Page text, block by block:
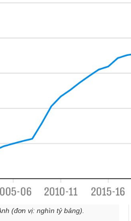
(đơn vị: nghìn tỷ bảng).